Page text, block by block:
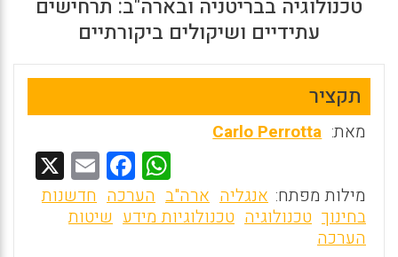
טכנולוגיה בבריטניה ובארה"ב: תרחישים
עתידיים ושיקולים ביקורתיים
תקציר
מאת: Carlo Perrotta
W
h
at
F
a
ce
E
m
ai
מילות מפתח: אנגליה ארה"ב הערכה חדשנות
בחינוך טכנולוגיה טכנולוגיות מידע שיטות
הערכה